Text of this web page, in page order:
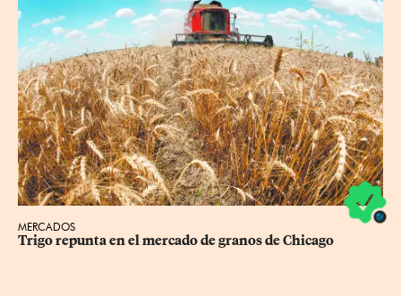
MERCADOS
Trigo repunta en el mercado de granos de Chicago